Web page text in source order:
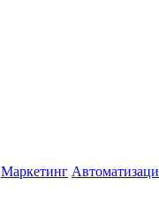
Маркетинг